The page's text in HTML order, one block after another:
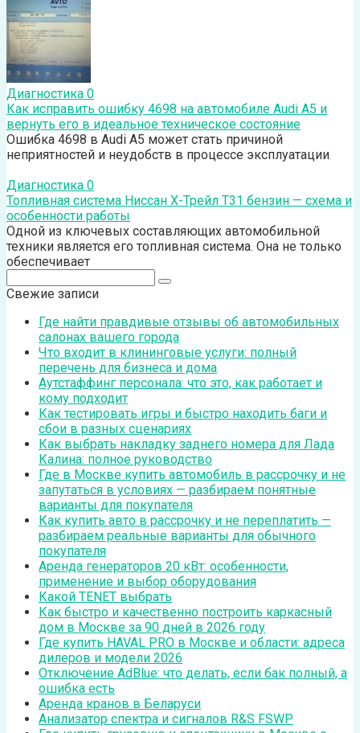
Диагностика 0
Как исправить ошибку 4698 на автомобиле Audi А5 и
вернуть его в идеальное техническое состояние
Ошибка 4698 в Audi A5 может стать причиной
неприятностей и неудобств в процессе эксплуатации
Диагностика 0
Топливная система Ниссан Х-Трейл Т31 бензин — схема и
особенности работы
Одной из ключевых составляющих автомобильной
техники является его топливная система. Она не только
обеспечивает
Свежие записи
Где найти правдивые отзывы об автомобильных
салонах вашего города
Что входит в клининговые услуги: полный
перечень для бизнеса и дома
Аутстаффинг персонала: что это, как работает и
кому подходит
Как тестировать игры и быстро находить баги и
сбои в разных сценариях
Как выбрать накладку заднего номера для Лада
Калина: полное руководство
Где в Москве купить автомобиль в рассрочку и не
запутаться в условиях — разбираем понятные
варианты для покупателя
Как купить авто в рассрочку и не переплатить —
разбираем реальные варианты для обычного
покупателя
Аренда генераторов 20 кВт: особенности,
применение и выбор оборудования
Какой TENET выбрать
Как быстро и качественно построить каркасный
дом в Москве за 90 дней в 2026 году
Где купить HAVAL PRO в Москве и области: адреса
дилеров и модели 2026
Отключение AdBlue: что делать, если бак полный, а
ошибка есть
Аренда кранов в Беларуси
Анализатор спектра и сигналов R&S FSWP